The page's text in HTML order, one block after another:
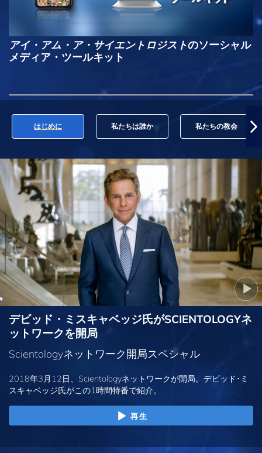
アイ・アム・ア・サイエントロジストのソーシャル
メディア・ツールキット
はじめに 私たちは誰か 私たちの教会
デビッド・ミスキャベッジ氏がSCIENTOLOGYネ
ットワークを開局
Scientologyネットワーク開局スペシャル
2018年3月12日、Scientologyネットワークが開局。デビッド･ミ
スキャベッジ氏がこの1時間特番で紹介。
再生